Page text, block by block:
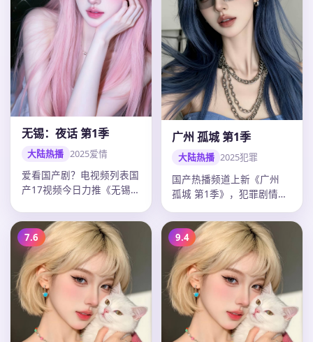
无锡：夜话 第1季
大陆热播 2025爱情
爱看国产剧？电视频列表国
产17视频今日力推《无锡：
国…
广州 孤城 第1季
大陆热播 2025犯罪
国产热播频道上新《广州
孤城 第1季》，犯罪剧情紧
准，20…
7.6 9.4